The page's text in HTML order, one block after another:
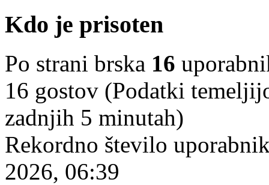
Kdo je prisoten
Po strani brska 16
16 gostov (Podatki
zadnjih 5 minutah)
Rekordno število
2026, 06:39